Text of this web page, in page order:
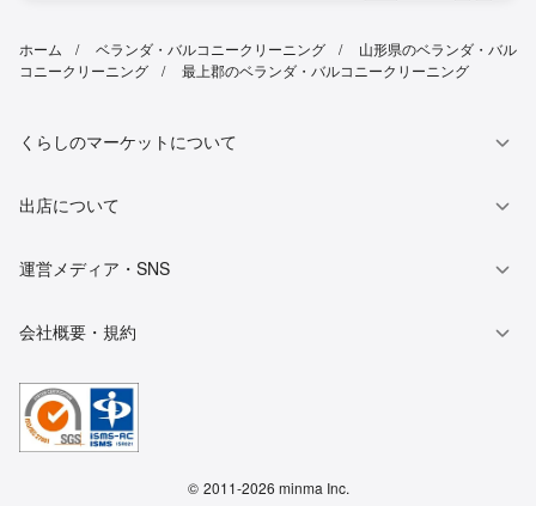
ホーム ベランダ・バルコニークリーニング
山形県のベランダ・バル
コニークリーニング
最上郡のベランダ・バルコニークリーニング
くらしのマーケットについて
出店について
運営メディア・SNS
会社概要・規約
© 2011-2026 minma Inc.